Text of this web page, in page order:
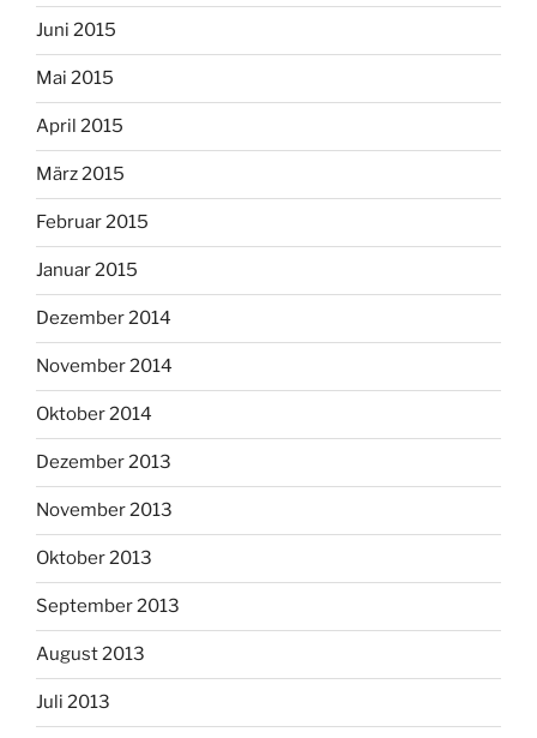
Juni 2015
Mai 2015
April 2015
März 2015
Februar 2015
Januar 2015
Dezember 2014
November 2014
Oktober 2014
Dezember 2013
November 2013
Oktober 2013
September 2013
August 2013
Juli 2013